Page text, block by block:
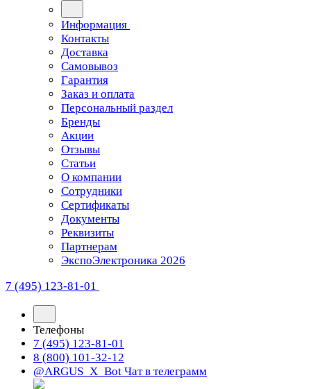
Информация
Контакты
Доставка
Самовывоз
Гарантия
Заказ и оплата
Персональный раздел
Бренды
Акции
Отзывы
Статьи
О компании
Сотрудники
Сертификаты
Документы
Реквизиты
Партнерам
ЭкспоЭлектроника 2026
7 (495) 123-81-01
Телефоны
7 (495) 123-81-01
8 (800) 101-32-12
@ARGUS_X_Bot Чат в телеграмм